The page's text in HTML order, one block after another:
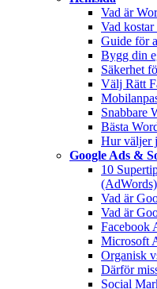
Vad är
Vad kostar
Guide för
Bygg din
Säkerhet
Välj Rätt
Snabbare
Bästa
Hur väljer
Google Ads &
10
(AdWords)
Vad är
Vad är
Facebook
Microsoft
Organisk
Därför
Social